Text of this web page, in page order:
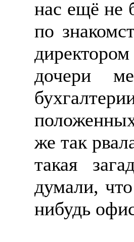
нас ещё не
по
дочери
же так
такая
думали,
нибудь